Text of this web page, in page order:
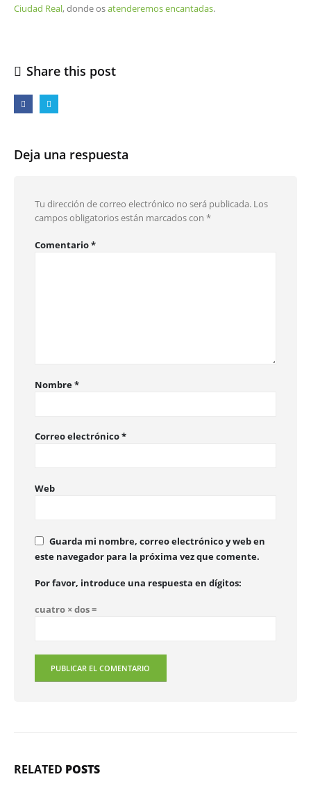
Ciudad Real, donde osatenderemos encantadas.
Share this post
Deja una respuesta
Tu dirección de correo electrónico no será publicada. Los
campos obligatorios están marcados con *
Comentario*
Nombre*
Correo electrónico*
Web
Guarda mi nombre, correo electrónico y web en
este navegador para la próxima vez que comente.
Por favor, introduce una respuesta en dígitos:
cuatro × dos =
RELATED POSTS